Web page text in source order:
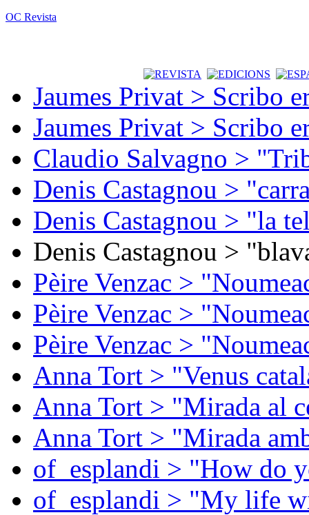
OC Revista
Jaumes Privat > Scribo
Jaumes Privat > Scribo
Claudio Salvagno >
Denis Castagnou >
Denis Castagnou > "la
Denis Castagnou >
Pèire Venzac >
Pèire Venzac >
Pèire Venzac >
Anna Tort > "Venus
Anna Tort > "Mirada al
Anna Tort > "Mirada
of_esplandi > "How do
of_esplandi > "My life